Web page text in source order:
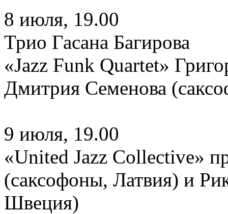
8 июля, 19.00
Трио Гасана Багирова
«Jazz Funk Quartet»
Дмитрия Семенова
9 июля, 19.00
«United Jazz Collective»
(саксофоны, Латвия) и
Швеция)